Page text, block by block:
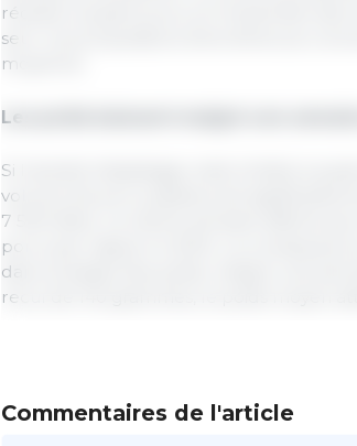
réduite à quatre jours, et l’ensemble des
seul. Les propositions d’enchères se
moyenne.
Les poids baissent malgré une
Si l’activité d’abattage reste limitée à
volume de porcs abattus est
7 500 têtes. La même semaine affiche
porcs par rapport à 2024. La
dans la baisse des poids, malgré une
recul de 140 grammes, le poids moyen
Commentaires de l'article